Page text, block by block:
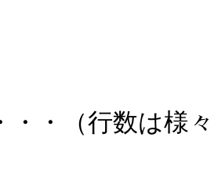
・・（行数は様